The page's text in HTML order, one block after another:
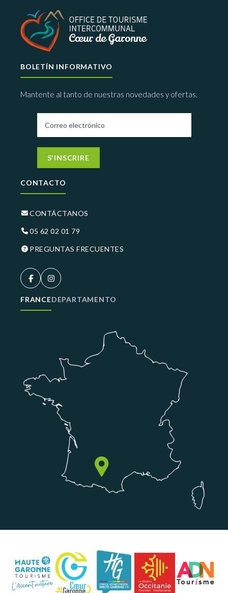
BOLETÍN INFORMATIVO
Mantente al tanto de nuestras novedades y ofertas.
S'INSCRIRE
CONTACTO
CONTÁCTANOS
05 62 02 01 79
PREGUNTAS FRECUENTES
FRANCEDEPARTAMENTO